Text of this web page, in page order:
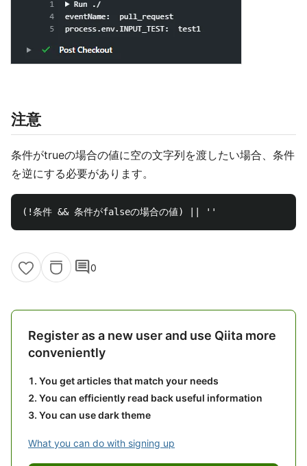
注意
条件がtrueの場合の値に空の文字列を渡したい場合、条件
を逆にする必要があります。
comment0
Register as a new user and use Qiita more
conveniently
You get articles that match your needs
You can efficiently read back useful information
You can use dark theme
What you can do with signing up